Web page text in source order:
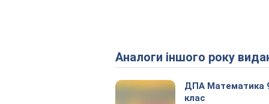
Аналоги іншого року
ДПА Математика
клас